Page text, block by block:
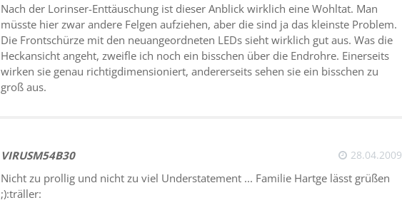
Nach der Lorinser-Enttäuschung ist dieser Anblick wirklich eine Wohltat. Man
müsste hier zwar andere Felgen aufziehen, aber die sind ja das kleinste Problem.
Die Frontschürze mit den neuangeordneten LEDs sieht wirklich gut aus. Was die
Heckansicht angeht, zweifle ich noch ein bisschen über die Endrohre. Einerseits
wirken sie genau richtigdimensioniert, andererseits sehen sie ein bisschen zu
groß aus.
VIRUSM54B30 28.04.2009
Nicht zu prollig und nicht zu viel Understatement ... Familie Hartge lässt grüßen
;):träller: